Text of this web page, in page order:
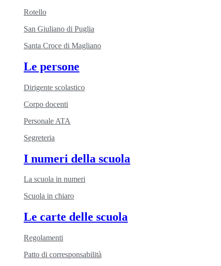
Rotello
San Giuliano di Puglia
Santa Croce di Magliano
Le persone
Dirigente scolastico
Corpo docenti
Personale ATA
Segreteria
I numeri della scuola
La scuola in numeri
Scuola in chiaro
Le carte delle scuola
Regolamenti
Patto di corresponsabilità